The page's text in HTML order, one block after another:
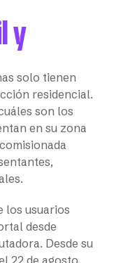
y
solo tienen
residencial.
son los
en su zona
los usuarios
desde
Desde su